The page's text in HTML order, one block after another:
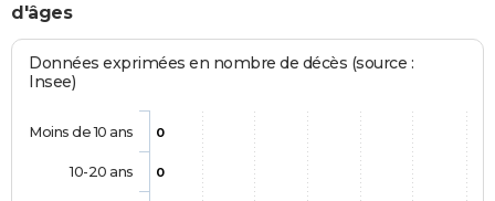
d'âges
Données exprimées en nombre de décès (source :
Insee)
0
0
Moins de 10 ans
10-20 ans